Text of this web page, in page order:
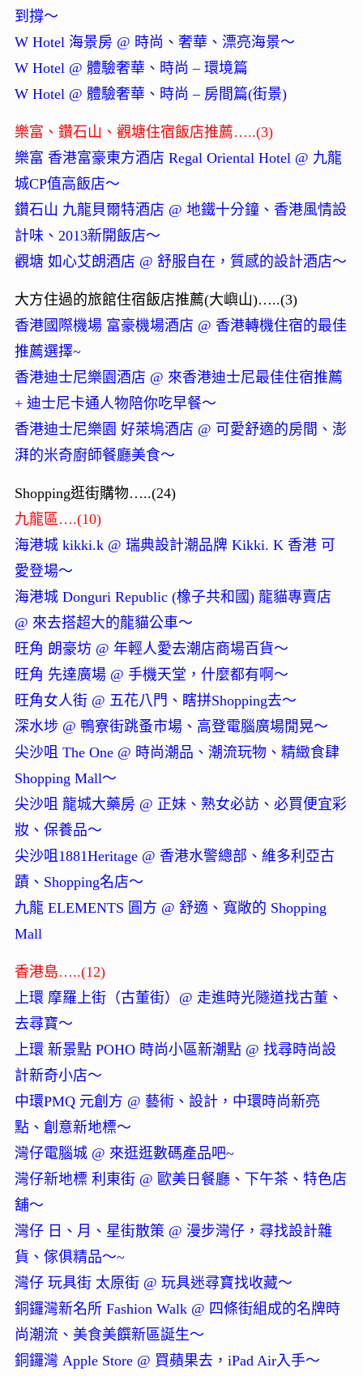
到撐～
W Hotel 海景房 @ 時尚、奢華、漂亮海景～
W Hotel @ 體驗奢華、時尚 – 環境篇
W Hotel @ 體驗奢華、時尚 – 房間篇(街景)
樂富、鑽石山、觀塘住宿飯店推薦…..(3)
樂富 香港富豪東方酒店 Regal Oriental Hotel @ 九龍
城CP值高飯店～
鑽石山 九龍貝爾特酒店 @ 地鐵十分鐘、香港風情設
計味、2013新開飯店～
觀塘 如心艾朗酒店 @ 舒服自在，質感的設計酒店～
大方住過的旅館住宿飯店推薦(大嶼山)…..(3)
香港國際機場 富豪機場酒店 @ 香港轉機住宿的最佳
推薦選擇~
香港迪士尼樂園酒店 @ 來香港迪士尼最佳住宿推薦
+ 迪士尼卡通人物陪你吃早餐～
香港迪士尼樂園 好萊塢酒店 @ 可愛舒適的房間、澎
湃的米奇廚師餐廳美食～
Shopping逛街購物…..(24)
九龍區….(10)
海港城 kikki.k @ 瑞典設計潮品牌 Kikki. K 香港 可
愛登場～
海港城 Donguri Republic (橡子共和國) 龍貓專賣店
@ 來去搭超大的龍貓公車～
旺角 朗豪坊 @ 年輕人愛去潮店商場百貨～
旺角 先達廣場 @ 手機天堂，什麼都有啊～
旺角女人街 @ 五花八門、瞎拼Shopping去～
深水埗 @ 鴨寮街跳蚤市場、高登電腦廣場閒晃～
尖沙咀 The One @ 時尚潮品、潮流玩物、精緻食肆
Shopping Mall～
尖沙咀 龍城大藥房 @ 正妹、熟女必訪、必買便宜彩
妝、保養品～
尖沙咀1881Heritage @ 香港水警總部、維多利亞古
蹟、Shopping名店～
九龍 ELEMENTS 圓方 @ 舒適、寬敞的 Shopping
Mall
香港島…..(12)
上環 摩羅上街（古董街）@ 走進時光隧道找古董、
去尋寶～
上環 新景點 POHO 時尚小區新潮點 @ 找尋時尚設
計新奇小店～
中環PMQ 元創方 @ 藝術、設計，中環時尚新亮
點、創意新地標～
灣仔電腦城 @ 來逛逛數碼產品吧~
灣仔新地標 利東街 @ 歐美日餐廳、下午茶、特色店
舖～
灣仔 日、月、星街散策 @ 漫步灣仔，尋找設計雜
貨、傢俱精品～~
灣仔 玩具街 太原街 @ 玩具迷尋寶找收藏～
銅鑼灣新名所 Fashion Walk @ 四條街組成的名牌時
尚潮流、美食美饌新區誕生～
銅鑼灣 Apple Store @ 買蘋果去，iPad Air入手～